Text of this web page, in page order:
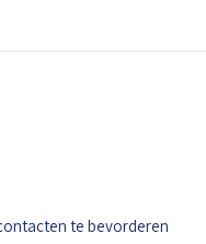
te bevorderen